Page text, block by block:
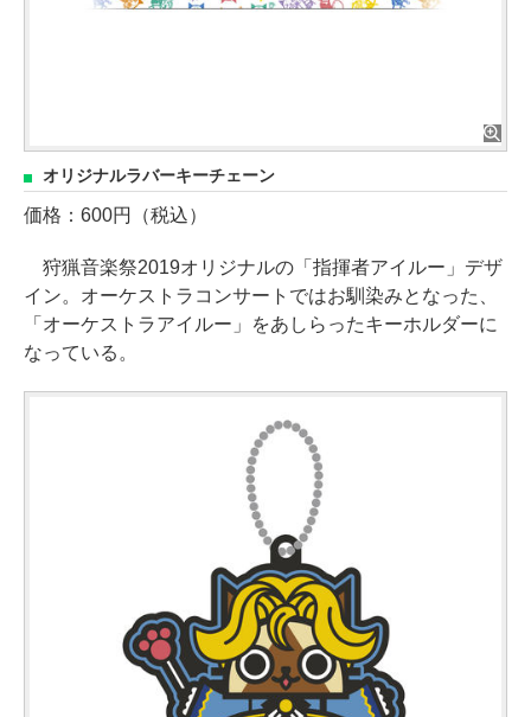
オリジナルラバーキーチェーン
価格：600円（税込）
狩猟音楽祭2019オリジナルの「指揮者アイルー」デザ
イン。オーケストラコンサートではお馴染みとなった、
「オーケストラアイルー」をあしらったキーホルダーに
なっている。